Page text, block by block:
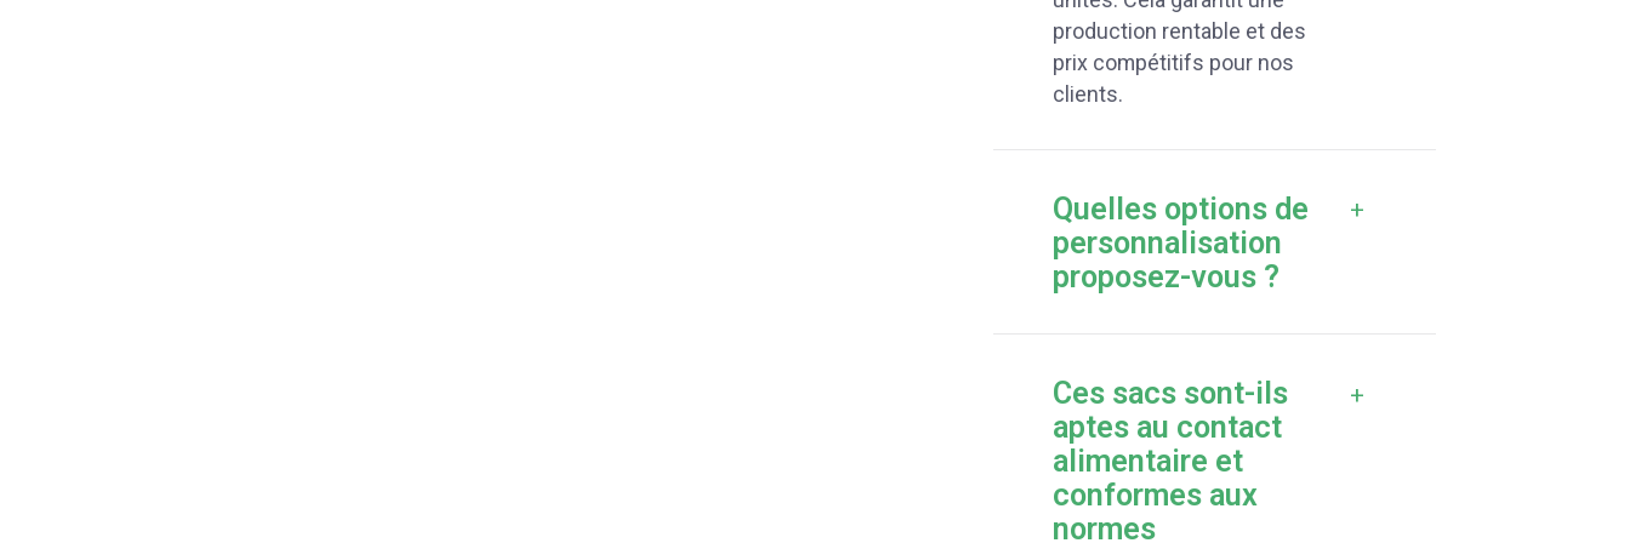
production rentable et des
prix compétitifs pour nos
clients.
Quelles options de
personnalisation
proposez-vous ?
+
Ces sacs sont-ils
aptes au contact
alimentaire et
conformes aux
normes
+